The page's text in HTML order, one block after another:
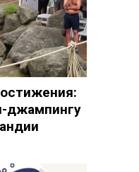
джампингу